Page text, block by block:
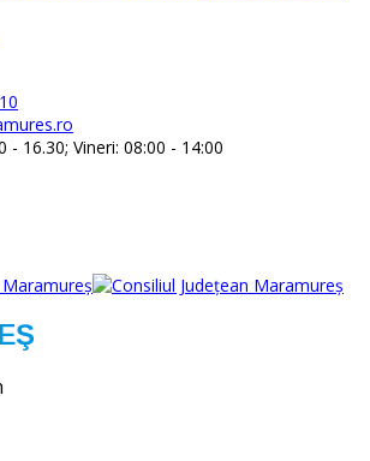
- 16.30; Vineri: 08:00 - 14:00